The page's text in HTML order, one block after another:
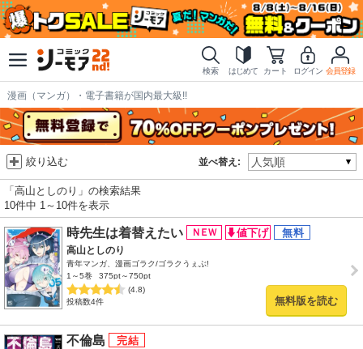
検索 はじめて カート ログイン 会員登録
漫画（マンガ）・電子書籍が国内最大級!!
並べ替え:
絞り込む
「高山としのり」の検索結果
10件中 1～10件を表示
時先生は着替えたい
高山としのり
青年マンガ、漫画ゴラク/ゴラクうぇぶ!
1～5巻
375pt～750pt
(4.8)
投稿数4件
無料版を読む
不倫島